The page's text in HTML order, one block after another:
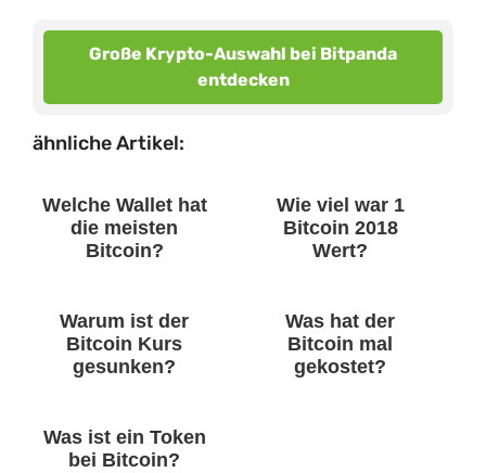
Große Krypto-Auswahl bei Bitpanda
entdecken
ähnliche Artikel:
Welche Wallet hat
die meisten
Bitcoin?
Wie viel war 1
Bitcoin 2018
Wert?
Warum ist der
Bitcoin Kurs
gesunken?
Was hat der
Bitcoin mal
gekostet?
Was ist ein Token
bei Bitcoin?